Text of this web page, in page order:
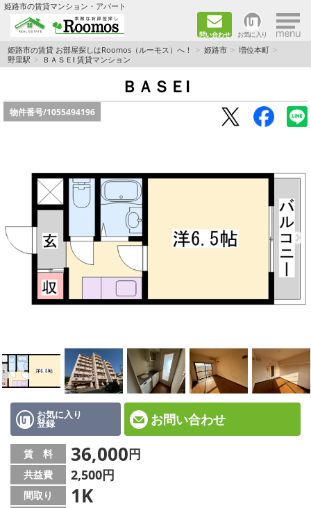
姫路市の賃貸マンション・アパート
問い合わせ お気に入り ×
TOPページ
ファミリー向けの部屋を探す
一人暮らし向けの部屋を探す
カップル向けの部屋を探す
敷金礼金0円の部屋を探す
都市ガス&オール電化の部屋を探す
ネット無料の部屋を探す
☆インターネット無料物件☆
☆敷金·礼金0円物件☆
路線·駅から探す
地域から探す
地図から探す
姫路市の賃貸 お部屋探しはRoomos（ルーモス）へ！ 姫路市
増位本町
野里駅
ＢＡＳＥⅠ 賃貸マンション
ＢＡＳＥⅠ
物件番号/1055494196
お気に入り
登録 お問い合わせ
賃 料 36,000円
共益費 2,500円
間取り 1K